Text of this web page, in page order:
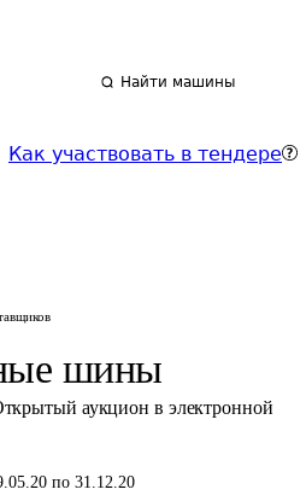
Найти машины
Как участвовать в тендере
шины
аукцион в электронной
по 31.12.20